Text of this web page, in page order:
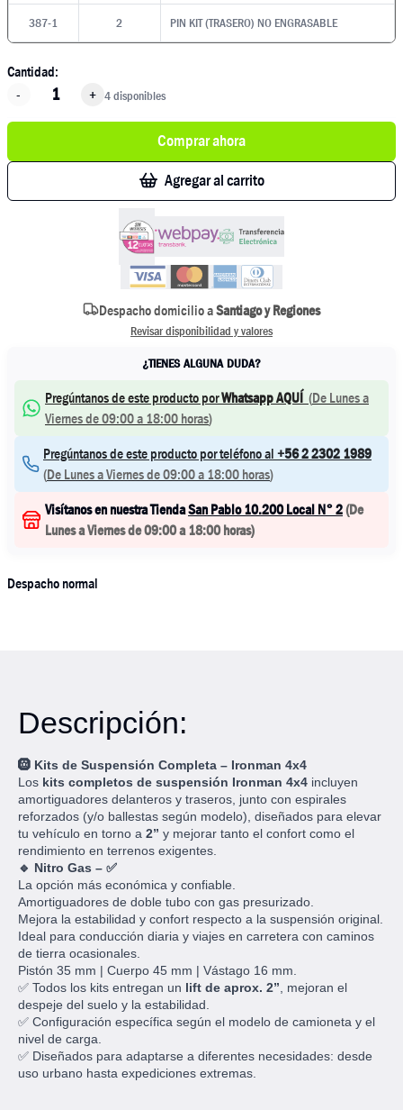
387-1 2 PIN KIT (TRASERO) NO ENGRASABLE
Cantidad:
-
+ 4 disponibles
Comprar ahora
Agregar al carrito
Despacho domicilio aSantiago y Regiones
Revisar disponibilidad y valores
¿TIENES ALGUNA DUDA?
Pregúntanos de este producto porWhatsapp AQUÍ (De Lunes a
Viernes de 09:00 a 18:00 horas)
Pregúntanos de este producto por teléfono al+56 2 2302 1989
(De Lunes a Viernes de 09:00 a 18:00 horas)
Visítanos en nuestra TiendaSan Pablo 10.200 Local N° 2(De
Lunes a Viernes de 09:00 a 18:00 horas)
Despacho normal
Descripción:
🛞 Kits de Suspensión Completa – Ironman 4x4
Los kits completos de suspensión Ironman 4x4 incluyen
amortiguadores delanteros y traseros, junto con espirales
reforzados (y/o ballestas según modelo), diseñados para elevar
tu vehículo en torno a 2” y mejorar tanto el confort como el
rendimiento en terrenos exigentes.
🔹 Nitro Gas – ✅
La opción más económica y confiable.
Amortiguadores de doble tubo con gas presurizado.
Mejora la estabilidad y confort respecto a la suspensión original.
Ideal para conducción diaria y viajes en carretera con caminos
de tierra ocasionales.
Pistón 35 mm | Cuerpo 45 mm | Vástago 16 mm.
✅ Todos los kits entregan un lift de aprox. 2” , mejoran el
despeje del suelo y la estabilidad.
✅ Configuración específica según el modelo de camioneta y el
nivel de carga.
✅ Diseñados para adaptarse a diferentes necesidades: desde
uso urbano hasta expediciones extremas.